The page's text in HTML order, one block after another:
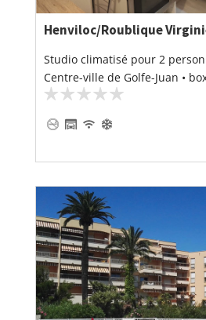
Henviloc/Roublique
Studio climatisé pour 2
Centre-ville de Golfe-Juan •